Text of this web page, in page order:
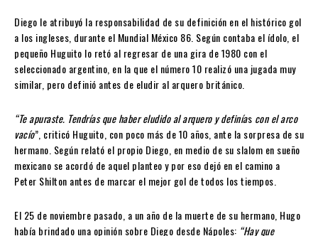
Diego le atribuyó la responsabilidad de su definición en el histórico gol
a los ingleses, durante el Mundial México 86. Según contaba el ídolo, el
pequeño Huguito lo retó al regresar de una gira de 1980 con el
seleccionado argentino, en la que el número 10 realizó una jugada muy
similar, pero definió antes de eludir al arquero británico.
“Te apuraste. Tendrías que haber eludido al arquero y definías con el arco
vacío”, criticó Huguito, con poco más de 10 años, ante la sorpresa de su
hermano. Según relató el propio Diego, en medio de su slalom en sueño
mexicano se acordó de aquel planteo y por eso dejó en el camino a
Peter Shilton antes de marcar el mejor gol de todos los tiempos.
El 25 de noviembre pasado, a un año de la muerte de su hermano, Hugo
había brindado una opinión sobre Diego desde Nápoles: “Hay que